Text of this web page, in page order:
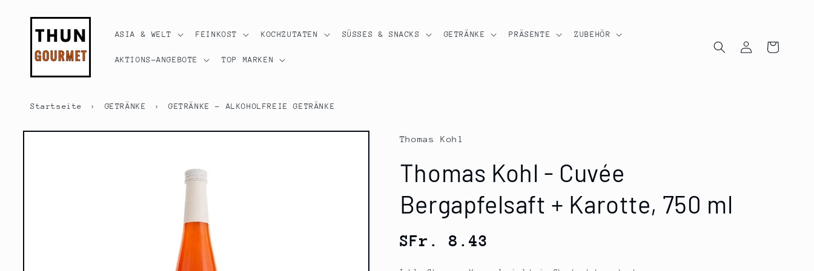
ASIA & WELT FEINKOST KOCHZUTATEN SÜSSES & SNACKS GETRÄNKE PRÄSENTE ZUBEHÖR
AKTIONS-ANGEBOTE TOP MARKEN
EinloggenWarenkorb
Startseite › GETRÄNKE › GETRÄNKE - ALKOHOLFREIE GETRÄNKE
Thomas Kohl
Thomas Kohl - Cuvée
Bergapfelsaft + Karotte, 750 ml
Normaler
SFr. 8.43